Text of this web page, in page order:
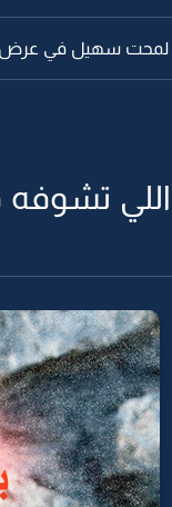
لمحت سهيل في عرض
تشوفه فيني ما